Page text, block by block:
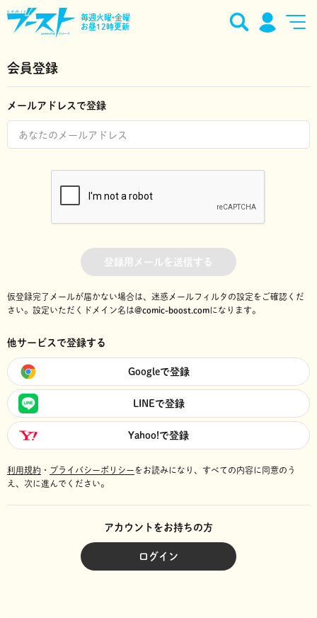
毎週火曜•金曜
お昼12時更新
会員登録
メールアドレスで登録
登録用メールを送信する
仮登録完了メールが届かない場合は、迷惑メールフィルタの設定をご確認くだ
さい。 設定いただくドメイン名は@comic-boost.comになります。
他サービスで登録する
Googleで登録
LINEで登録
Yahoo!で登録
利用規約 ・ プライバシーポリシーをお読みになり、 すべての内容に同意のう
え、次に進んでください。
アカウントをお持ちの方
ログイン